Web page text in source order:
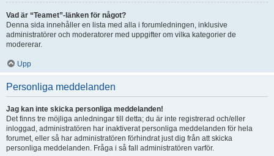
Vad är “Teamet”-länken för något?
Denna sida innehåller en lista med alla i forumledningen, inklusive
administratörer och moderatorer med uppgifter om vilka kategorier de
modererar.
Upp
Personliga meddelanden
Jag kan inte skicka personliga meddelanden!
Det finns tre möjliga anledningar till detta; du är inte registrerad och/eller
inloggad, administratören har inaktiverat personliga meddelanden för hela
forumet, eller så har administratören förhindrat just dig från att skicka
personliga meddelanden. Fråga i så fall administratören varför.